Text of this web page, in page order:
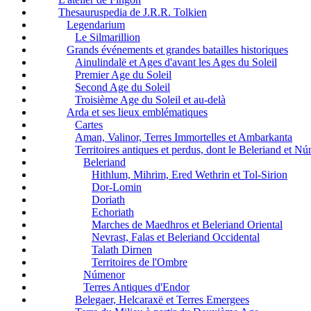
Thesauruspedia de J.R.R. Tolkien
Legendarium
Le Silmarillion
Grands événements et grandes batailles historiques
Ainulindalë et Ages d'avant les Ages du Soleil
Premier Age du Soleil
Second Age du Soleil
Troisième Age du Soleil et au-delà
Arda et ses lieux emblématiques
Cartes
Aman, Valinor, Terres Immortelles et Ambarkanta
Territoires antiques et perdus, dont le Beleriand et
Beleriand
Hithlum, Mihrim, Ered Wethrin et Tol-Sirion
Dor-Lomin
Doriath
Echoriath
Marches de Maedhros et Beleriand Oriental
Nevrast, Falas et Beleriand Occidental
Talath Dirnen
Territoires de l'Ombre
Númenor
Terres Antiques d'Endor
Belegaer, Helcaraxë et Terres Emergees